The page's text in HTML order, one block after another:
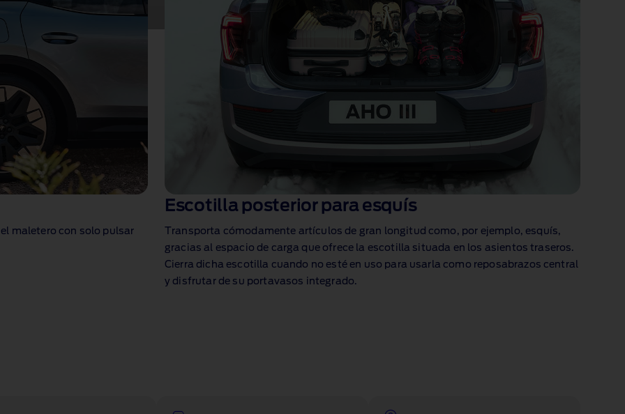
maletero con solo pulsar
Escotilla posterior para esquís
Transporta cómodamente artículos de gran longitud como, por ejemplo, esquís,
gracias al espacio de carga que ofrece la escotilla situada en los asientos traseros.
Cierra dicha escotilla cuando no esté en uso para usarla como reposabrazos central
y disfrutar de su portavasos integrado.